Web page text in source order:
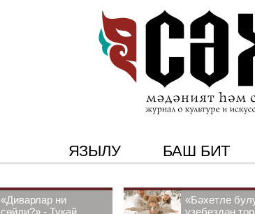
ЯЗЫЛУ БАШ БИТ
«Диварлар ни
сөйли?» - Тукай
«Бәхетле
үзебездән